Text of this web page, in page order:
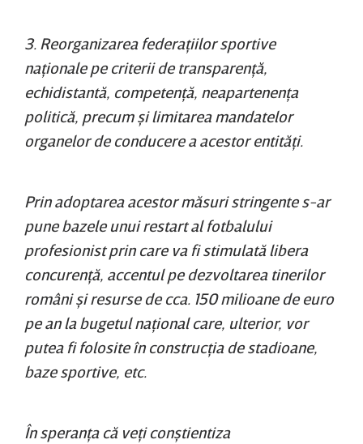
3. Reorganizarea federaţiilor sportive
naţionale pe criterii de transparenţă,
echidistantă, competenţă, neapartenenţa
politică, precum şi limitarea mandatelor
organelor de conducere a acestor entităţi.
Prin adoptarea acestor măsuri stringente s-ar
pune bazele unui restart al fotbalului
profesionist prin care va fi stimulată libera
concurenţă, accentul pe dezvoltarea tinerilor
români şi resurse de cca. 150 milioane de euro
pe an la bugetul naţional care, ulterior, vor
putea fi folosite în construcţia de stadioane,
baze sportive, etc.
În speranţa că veţi conştientiza